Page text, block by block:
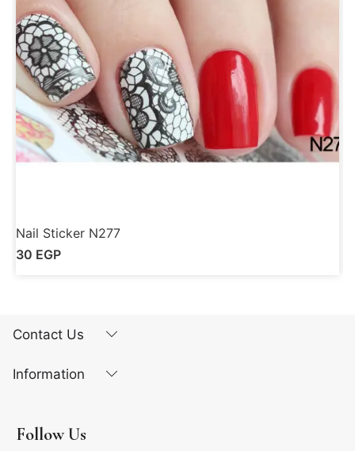
Nail Sticker N277
30 EGP
Contact Us
Information
Follow Us